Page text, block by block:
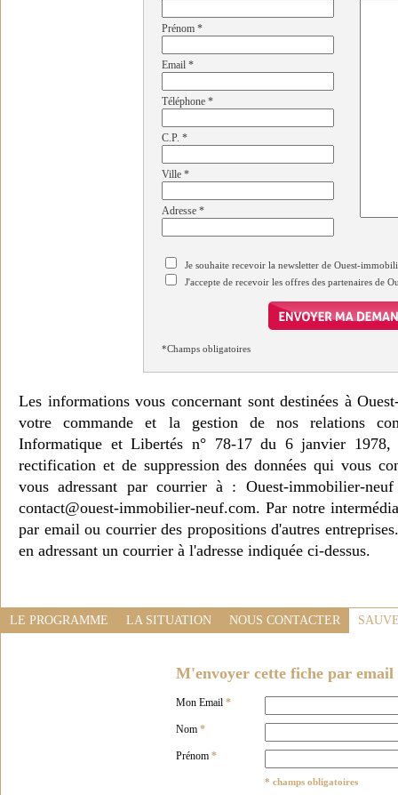
Prénom *
Email *
Téléphone *
C.P. *
Ville *
Adresse *
Je souhaite recevoir la newsletter de Ouest-
J'accepte de recevoir les offres des partenaires de
*Champs obligatoires
Les informations vous concernant sont destinées à
votre commande et la gestion de nos relations
Informatique et Libertés n° 78-17 du 6 janvier 1978,
rectification et de suppression des données qui vous
vous adressant par courrier à : Ouest-immobilier-
contact@ouest-immobilier-neuf.com. Par notre
par email ou courrier des propositions d'autres
en adressant un courrier à l'adresse indiquée ci-dessus.
LE PROGRAMME LA SITUATION NOUS CONTACTER
M'envoyer cette fiche par email
Mon Email *
Nom *
Prénom *
* champs obligatoires